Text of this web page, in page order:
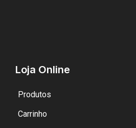
Loja Online
Produtos
Carrinho